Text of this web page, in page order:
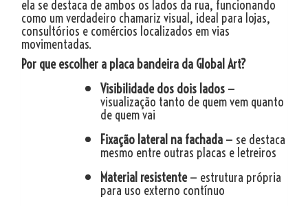
ela se destaca de ambos os lados da rua, funcionando
como um verdadeiro chamariz visual, ideal para lojas,
consultórios e comércios localizados em vias
movimentadas.
Por que escolher a placa bandeira da Global Art?
Visibilidade dos dois lados —
visualização tanto de quem vem quanto
de quem vai
Fixação lateral na fachada — se destaca
mesmo entre outras placas e letreiros
Material resistente— estrutura própria
para uso externo contínuo